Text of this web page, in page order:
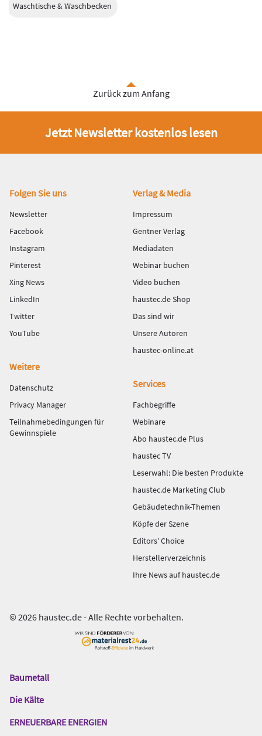
Waschtische & Waschbecken
Zurück zum Anfang
Jetzt Newsletter kostenlos lesen
Fußbereich
Folgen Sie uns
Newsletter
Facebook
Instagram
Pinterest
Xing News
LinkedIn
Twitter
YouTube
Verlag & Media
Impressum
Gentner Verlag
Mediadaten
Webinar buchen
Video buchen
haustec.de Shop
Das sind wir
Unsere Autoren
haustec-online.at
Weitere
Datenschutz
Privacy Manager
Teilnahmebedingungen für
Gewinnspiele
Services
Fachbegriffe
Webinare
Abo haustec.de Plus
haustec TV
Leserwahl: Die besten Produkte
haustec.de Marketing Club
Gebäudetechnik-Themen
Köpfe der Szene
Editors' Choice
Herstellerverzeichnis
Ihre News auf haustec.de
© 2026 haustec.de - Alle Rechte vorbehalten.
Das
Gentner
Baumetall
Die Kälte
ERNEUERBARE ENERGIEN